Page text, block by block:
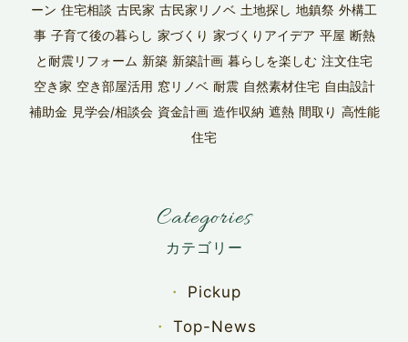
ーン 住宅相談 古民家 古民家リノベ 土地探し 地鎮祭 外構工
事 子育て後の暮らし 家づくり 家づくりアイデア 平屋 断熱
と耐震リフォーム 新築 新築計画 暮らしを楽しむ 注文住宅
空き家 空き部屋活用 窓リノベ 耐震 自然素材住宅 自由設計
補助金 見学会/相談会 資金計画 造作収納 遮熱 間取り 高性能
住宅
Categories
Pickup
Top-News